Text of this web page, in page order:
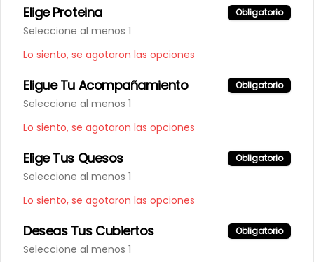
No hay productos en el menú
Términos y condiciones
Elige Proteina Obligatorio
Seleccione al menos 1
Lo siento, se agotaron las opciones
Eligue Tu Acompañamiento Obligatorio
Seleccione al menos 1
Lo siento, se agotaron las opciones
Elige Tus Quesos Obligatorio
Seleccione al menos 1
Lo siento, se agotaron las opciones
Deseas Tus Cubiertos Obligatorio
Seleccione al menos 1